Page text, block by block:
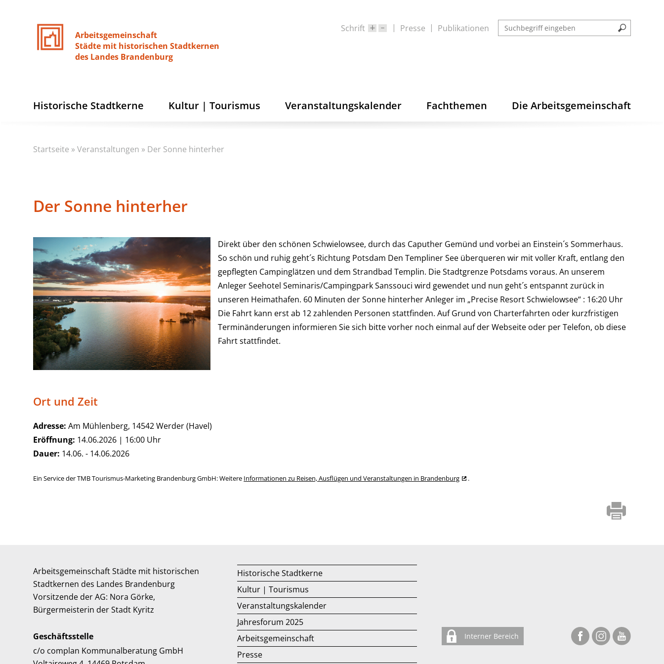
Arbeitsgemeinschaft
Städte mit historischen Stadtkernen
des Landes Brandenburg
Schrift Presse Publikationen
Historische Stadtkerne Kultur | Tourismus Veranstaltungskalender Fachthemen Die Arbeitsgemeinschaft
Startseite »Veranstaltungen » Der Sonne hinterher
Der Sonne hinterher
Direkt über den schönen Schwielowsee, durch das Caputher Gemünd und vorbei an Einstein´s Sommerhaus.
So schön und ruhig geht´s Richtung Potsdam Den Templiner See überqueren wir mit voller Kraft, entlang den
gepflegten Campinglätzen und dem Strandbad Templin. Die Stadtgrenze Potsdams voraus. An unserem
Anleger Seehotel Seminaris/Campingpark Sanssouci wird gewendet und nun geht´s entspannt zurück in
unseren Heimathafen. 60 Minuten der Sonne hinterher Anleger im „Precise Resort Schwielowsee“ : 16:20 Uhr
Die Fahrt kann erst ab 12 zahlenden Personen stattfinden. Auf Grund von Charterfahrten oder kurzfristigen
Terminänderungen informieren Sie sich bitte vorher noch einmal auf der Webseite oder per Telefon, ob diese
Fahrt stattfindet.
Ort und Zeit
Adresse: Am Mühlenberg, 14542 Werder (Havel)
Eröffnung: 14.06.2026 | 16:00 Uhr
Dauer: 14.06. - 14.06.2026
Ein Service der TMB Tourismus-Marketing Brandenburg GmbH: Weitere Informationen zu Reisen, Ausflügen und Veranstaltungen in Brandenburg .
Arbeitsgemeinschaft Städte mit historischen
Stadtkernen des Landes Brandenburg
Vorsitzende der AG: Nora Görke,
Bürgermeisterin der Stadt Kyritz
Geschäftsstelle
c/o complan Kommunalberatung GmbH
Historische Stadtkerne
Kultur | Tourismus
Veranstaltungskalender
Jahresforum 2025
Arbeitsgemeinschaft
Presse
Interner Bereich